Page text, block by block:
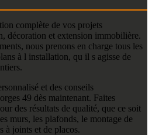
complète de vos projets
décoration et extension immobilière.
nous prenons en charge tous les
à l installation, qu il s agisse de
et des conseils
49 dès maintenant. Faites
des résultats de qualité, que ce soit
murs, les plafonds, le montage de
à joints et de placos.